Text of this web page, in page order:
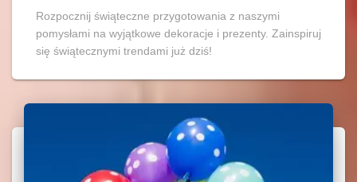
Rozpocznij świąteczne przygotowania z naszymi
pomysłami na wyjątkowe dekoracje i prezenty. Zainspiruj
się świątecznymi trendami już dziś!